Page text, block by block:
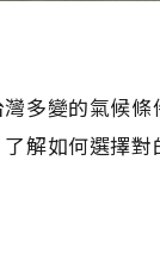
多變的氣候條
解如何選擇對